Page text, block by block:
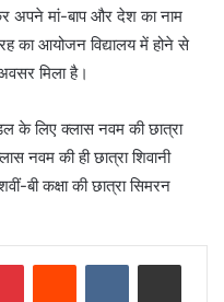
अपने मां-बाप और देश का नाम
का आयोजन विद्यालय में होने से
मिला है।
के लिए क्लास नवम की छात्रा
नवम की ही छात्रा शिवानी
बी कक्षा की छात्रा सिमरन
PinterestReddit VKontakteShare via Email